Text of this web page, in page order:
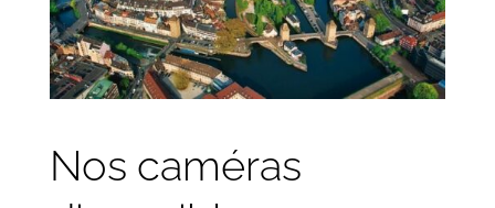
Nos caméras